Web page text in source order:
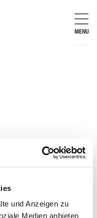
und Anzeigen zu
Medien anbieten
MENU